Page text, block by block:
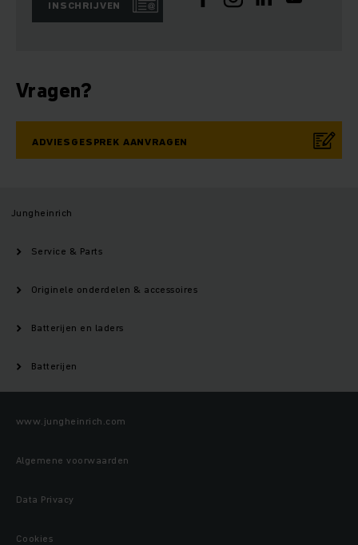
INSCHRIJVEN
Vragen?
ADVIESGESPREK AANVRAGEN
Jungheinrich
Service & Parts
Originele onderdelen & accessoires
Batterijen en laders
Batterijen
www.jungheinrich.com
Algemene voorwaarden
Data Privacy
Cookies